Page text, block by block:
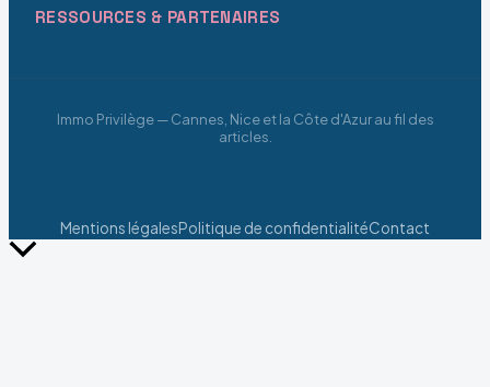
RESSOURCES & PARTENAIRES
Immo Privilège — Cannes, Nice et la Côte d'Azur au fil des
articles.
Mentions légalesPolitique de confidentialitéContact